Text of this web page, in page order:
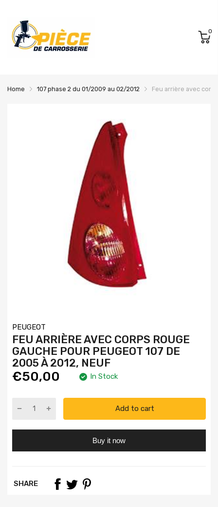
0
Home 107 phase 2 du 01/2009 au 02/2012 Feu arrière avec
PEUGEOT
FEU ARRIÈRE AVEC CORPS ROUGE
GAUCHE POUR PEUGEOT 107 DE
2005 À 2012, NEUF
€50,00 In Stock
Add to cart
Buy it now
SHARE